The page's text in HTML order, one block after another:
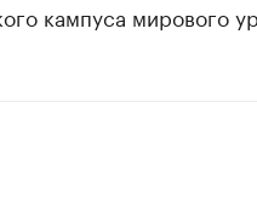
кампуса мирового